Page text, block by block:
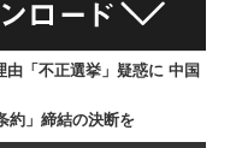
由「不正選挙」疑惑に 中国
約」締結の決断を